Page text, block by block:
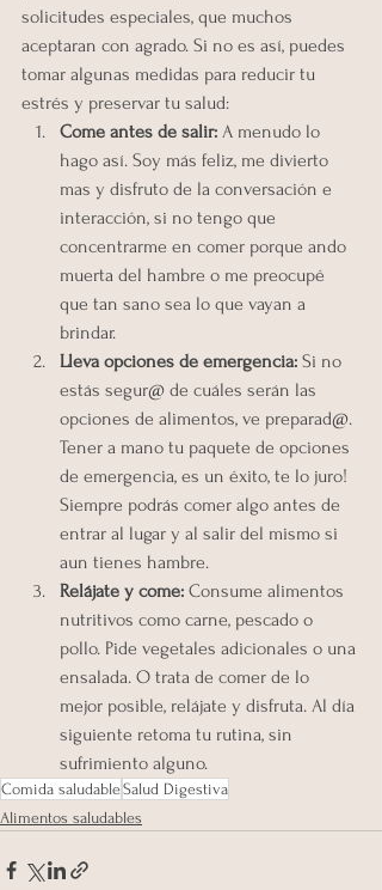
solicitudes especiales, que muchos
aceptaran con agrado. Si no es así, puedes
tomar algunas medidas para reducir tu
estrés y preservar tu salud:
Come antes de salir: A menudo lo
hago así. Soy más feliz, me divierto
mas y disfruto de la conversación e
interacción, si no tengo que
concentrarme en comer porque ando
muerta del hambre o me preocupé
que tan sano sea lo que vayan a
brindar.
Lleva opciones de emergencia: Si no
estás segur@ de cuáles serán las
opciones de alimentos, ve preparad@.
Tener a mano tu paquete de opciones
de emergencia, es un éxito, te lo juro!
Siempre podrás comer algo antes de
entrar al lugar y al salir del mismo si
aun tienes hambre.
Relájate y come: Consume alimentos
nutritivos como carne, pescado o
pollo. Pide vegetales adicionales o una
ensalada. O trata de comer de lo
mejor posible, relájate y disfruta. Al día
siguiente retoma tu rutina, sin
sufrimiento alguno.
Comida saludableSalud Digestiva
Alimentos saludables